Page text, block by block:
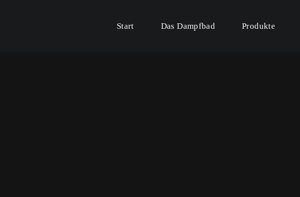
Start Das Dampfbad Produkte